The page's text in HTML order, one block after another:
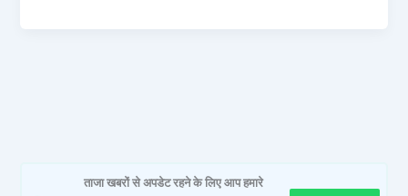
ताजा खबरों से अपडेट रहने के लिए आप हमारे